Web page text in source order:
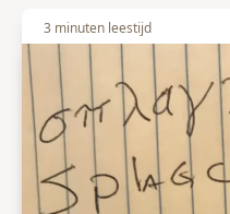
3 minuten leestijd